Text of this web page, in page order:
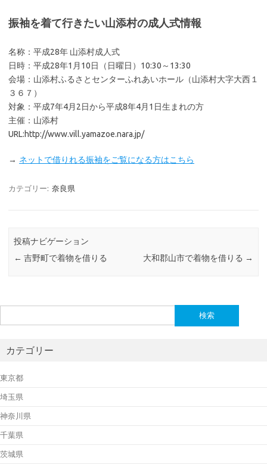
振袖を着て行きたい山添村の成人式情報
名称：平成28年 山添村成人式
日時：平成28年1月10日（日曜日）10:30～13:30
会場：山添村ふるさとセンターふれあいホール（山添村大字大西１
３６７）
対象：平成7年4月2日から平成8年4月1日生まれの方
主催：山添村
URL:http://www.vill.yamazoe.nara.jp/
→ ネットで借りれる振袖をご覧になる方はこちら
カテゴリー: 奈良県
投稿ナビゲーション
← 吉野町で着物を借りる 大和郡山市で着物を借りる →
索:
カテゴリー
東京都
埼玉県
神奈川県
千葉県
茨城県